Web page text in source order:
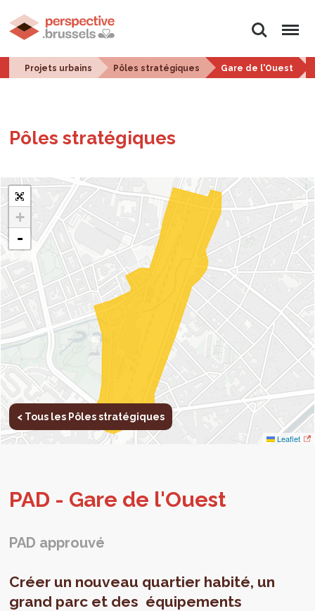
Rechercher
Menu
Projets urbains Pôles stratégiques Gare de l'Ouest
Pôles stra­té­giques
+
-
Leaflet
< Tous les Pôles stratégiques
PAD - Gare de l'Ouest
PAD approuvé
Créer un nouveau quartier habité, un
grand parc et des équipements